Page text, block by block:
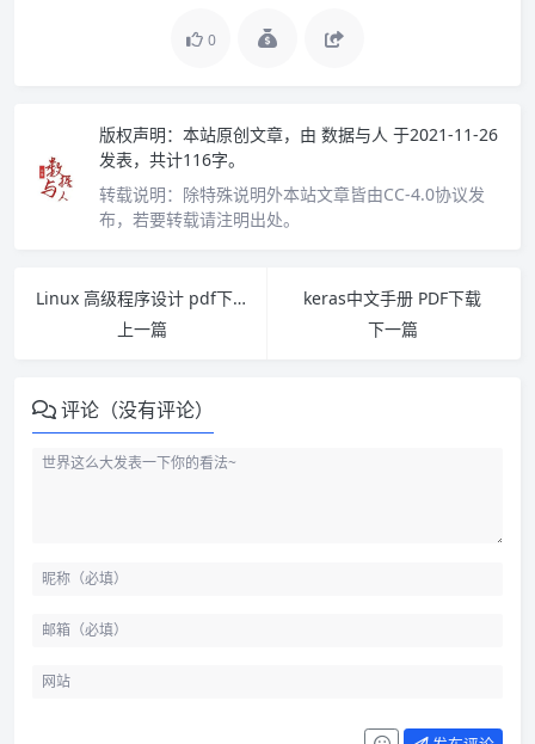
0
版权声明： 本站原创文章，由 数据与人 于2021-11-26
发表，共计116字。
转载说明： 除特殊说明外本站文章皆由CC-4.0协议发
布，若要转载请注明出处。
Linux 高级程序设计 pdf下载
上一篇
keras中文手册 PDF下载
下一篇
评论（没有评论）